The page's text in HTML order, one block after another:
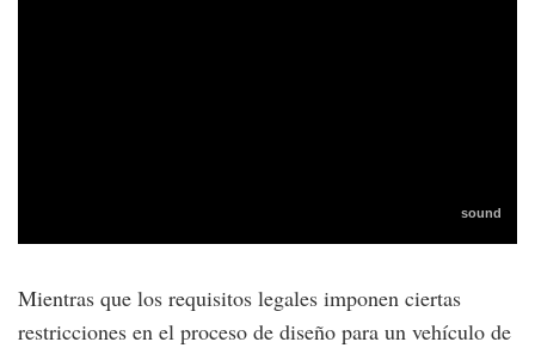
Mientras que los requisitos legales imponen ciertas
restricciones en el proceso de diseño para un vehículo de